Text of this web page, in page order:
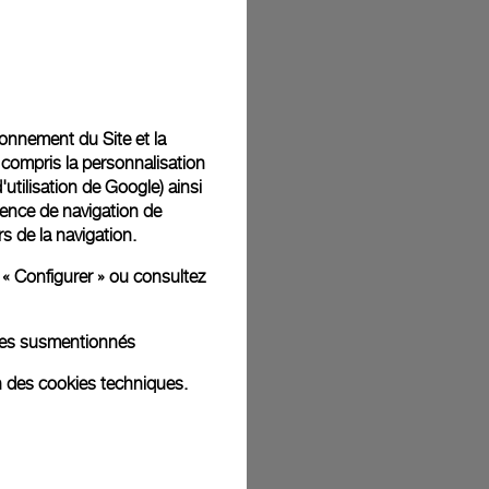
d'illustration. Les coloris et tailles peuvent varier par rapport
du Site et la
la personnalisation
de Google) ainsi
de navigation de
de la navigation.
Configurer » ou consultez
susmentionnés
des cookies techniques.